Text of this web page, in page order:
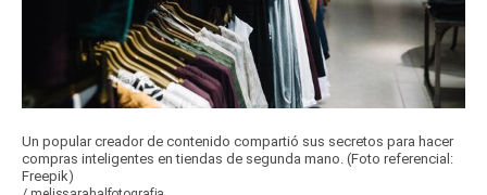
Un popular creador de contenido compartió sus secretos para hacer
compras inteligentes en tiendas de segunda mano. (Foto referencial:
Freepik)